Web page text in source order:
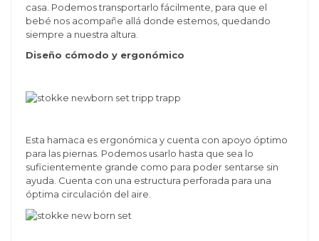
casa. Podemos transportarlo fácilmente, para que el
bebé nos acompañe allá donde estemos, quedando
siempre a nuestra altura.
Diseño cómodo y ergonómico
Esta hamaca es ergonómica y cuenta con apoyo óptimo
para las piernas. Podemos usarlo hasta que sea lo
suficientemente grande como para poder sentarse sin
ayuda. Cuenta con una estructura perforada para una
óptima circulación del aire.